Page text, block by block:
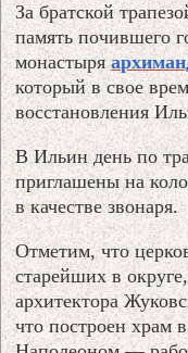
За братской
память почившего
монастыря
который в свое
восстановления
В Ильин день по
приглашены на
в качестве звонаря.
Отметим, что
старейших в
архитектора
что построен храм